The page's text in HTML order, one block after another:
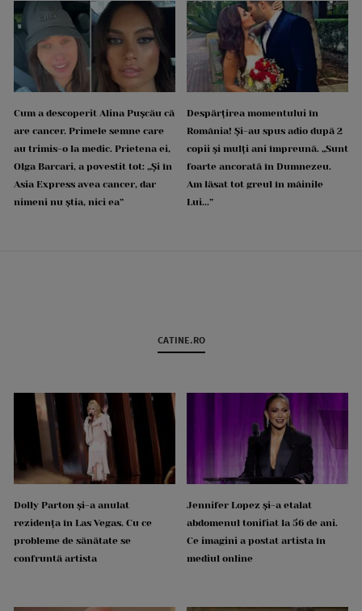
Cum a descoperit Alina Pușcău că
are cancer. Primele semne care
au trimis-o la medic. Prietena ei,
Olga Barcari, a povestit tot: „Și în
Asia Express avea cancer, dar
nimeni nu știa, nici ea”
Despărțirea momentului în
România! Și-au spus adio după 2
copii și mulți ani împreună. „Sunt
foarte ancorată în Dumnezeu.
Am lăsat tot greul în mâinile
Lui...”
CATINE.RO
Dolly Parton și-a anulat
rezidența în Las Vegas. Cu ce
probleme de sănătate se
confruntă artista
Jennifer Lopez și-a etalat
abdomenul tonifiat la 56 de ani.
Ce imagini a postat artista în
mediul online